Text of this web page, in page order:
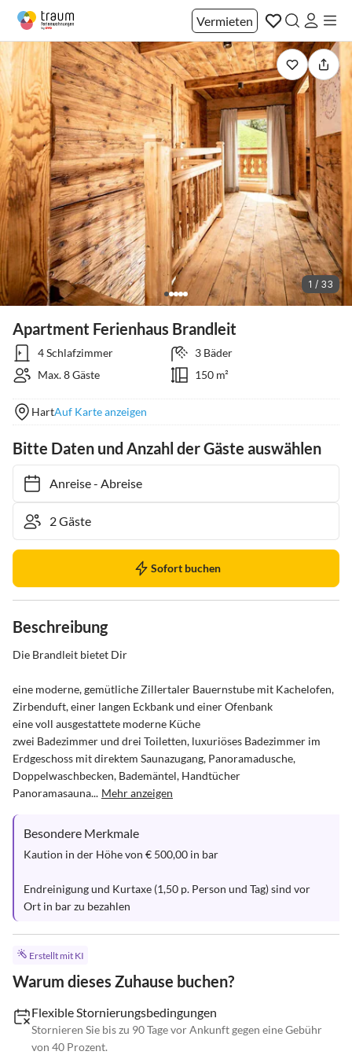
Vermieten
1 / 33
Apartment Ferienhaus Brandleit
4 Schlafzimmer
3 Bäder
Max. 8 Gäste
150 m²
HartAuf Karte anzeigen
Bitte Daten und Anzahl der Gäste auswählen
Anreise- Abreise
Sofort buchen
Beschreibung
Die Brandleit bietet Dir
eine moderne, gemütliche Zillertaler Bauernstube mit Kachelofen,
Zirbenduft, einer langen Eckbank und einer Ofenbank
eine voll ausgestattete moderne Küche
zwei Badezimmer und drei Toiletten, luxuriöses Badezimmer im
Erdgeschoss mit direktem Saunazugang, Panoramadusche,
Doppelwaschbecken, Bademäntel, Handtücher
Panoramasauna... Mehr anzeigen
Besondere Merkmale
Kaution in der Höhe von € 500,00 in bar
Endreinigung und Kurtaxe (1,50 p. Person und Tag) sind vor
Ort in bar zu bezahlen
Erstellt mit KI
Warum dieses Zuhause buchen?
Flexible Stornierungsbedingungen
Stornieren Sie bis zu 90 Tage vor Ankunft gegen eine Gebühr
von 40 Prozent.